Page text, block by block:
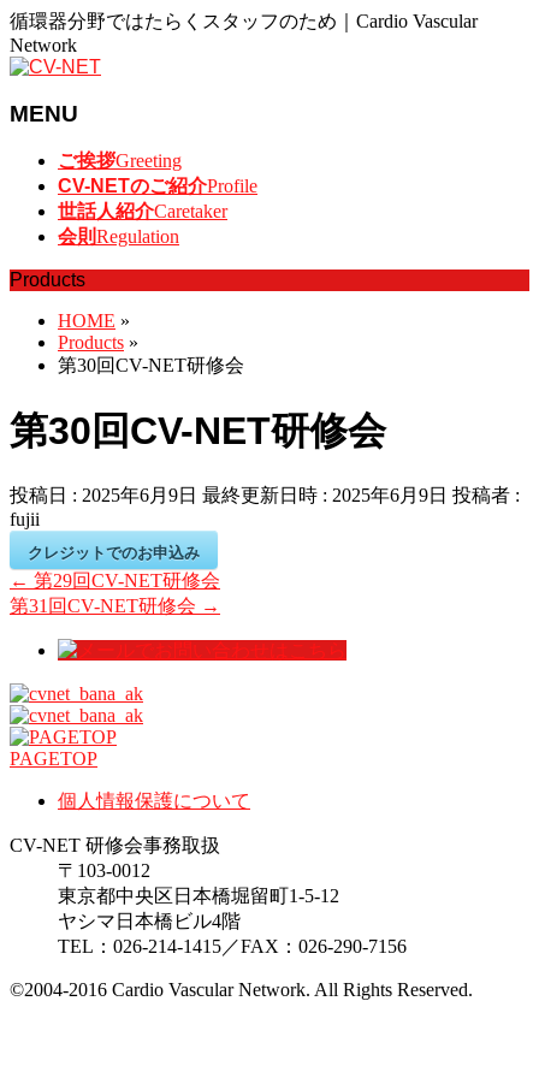
循環器分野ではたらくスタッフのため｜Cardio Vascular
Network
MENU
飛
ご挨拶Greeting
CV-NETのご紹介Profile
世話人紹介Caretaker
会則Regulation
Products
HOME »
Products »
第30回CV-NET研修会
第30回CV-NET研修会
投稿日 : 2025年6月9日 最終更新日時 : 2025年6月9日 投稿者 :
fujii
クレジットでのお申込み
← 第29回CV-NET研修会
第31回CV-NET研修会 →
PAGETOP
個人情報保護について
CV-NET 研修会事務取扱
〒103-0012
東京都中央区日本橋堀留町1-5-12
ヤシマ日本橋ビル4階
TEL：026-214-1415／FAX：026-290-7156
©2004-2016 Cardio Vascular Network. All Rights Reserved.